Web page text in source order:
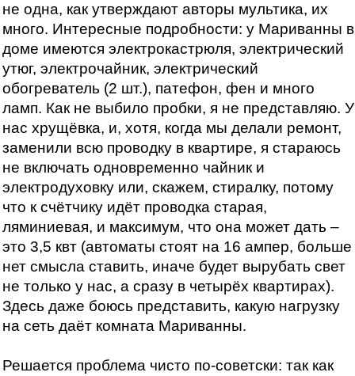
не одна, как утверждают авторы мультика, их
много. Интересные подробности: у Мариванны в
доме имеются электрокастрюля, электрический
утюг, электрочайник, электрический
обогреватель (2 шт.), патефон, фен и много
ламп. Как не выбило пробки, я не представляю. У
нас хрущёвка, и, хотя, когда мы делали ремонт,
заменили всю проводку в квартире, я стараюсь
не включать одновременно чайник и
электродуховку или, скажем, стиралку, потому
что к счётчику идёт проводка старая,
ляминиевая, и максимум, что она может дать –
это 3,5 квт (автоматы стоят на 16 ампер, больше
нет смысла ставить, иначе будет вырубать свет
не только у нас, а сразу в четырёх квартирах).
Здесь даже боюсь представить, какую нагрузку
на сеть даёт комната Мариванны.
Решается проблема чисто по-советски: так как